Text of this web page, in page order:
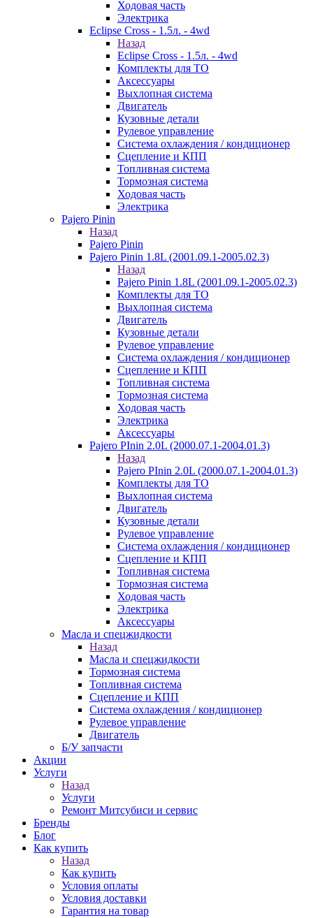
Ходовая часть
Электрика
Eclipse Cross - 1.5л. - 4wd
Назад
Eclipse Cross - 1.5л. - 4wd
Комплекты для ТО
Аксессуары
Выхлопная система
Двигатель
Кузовные детали
Рулевое управление
Система охлаждения / кондиционер
Сцепление и КПП
Топливная система
Тормозная система
Ходовая часть
Электрика
Pajero Pinin
Назад
Pajero Pinin
Pajero Pinin 1.8L (2001.09.1-2005.02.3)
Назад
Pajero Pinin 1.8L (2001.09.1-2005.02.3)
Комплекты для ТО
Выхлопная система
Двигатель
Кузовные детали
Рулевое управление
Система охлаждения / кондиционер
Сцепление и КПП
Топливная система
Тормозная система
Ходовая часть
Электрика
Аксессуары
Pajero PInin 2.0L (2000.07.1-2004.01.3)
Назад
Pajero PInin 2.0L (2000.07.1-2004.01.3)
Комплекты для ТО
Выхлопная система
Двигатель
Кузовные детали
Рулевое управление
Система охлаждения / кондиционер
Сцепление и КПП
Топливная система
Тормозная система
Ходовая часть
Электрика
Аксессуары
Масла и спецжидкости
Назад
Масла и спецжидкости
Тормозная система
Топливная система
Сцепление и КПП
Система охлаждения / кондиционер
Рулевое управление
Двигатель
Б/У запчасти
Акции
Услуги
Назад
Услуги
Ремонт Митсубиси и сервис
Бренды
Блог
Как купить
Назад
Как купить
Условия оплаты
Условия доставки
Гарантия на товар